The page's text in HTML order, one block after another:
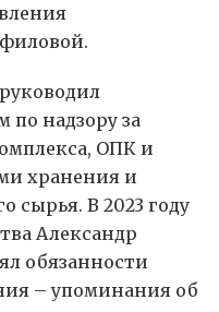
надзору за
ОПК и
хранения и
сырья. В 2023 году
Александр
обязанности
– упоминания об